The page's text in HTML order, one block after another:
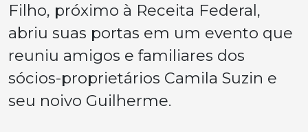
Filho, próximo à Receita Federal,
abriu suas portas em um evento que
reuniu amigos e familiares dos
sócios-proprietários Camila Suzin e
seu noivo Guilherme.